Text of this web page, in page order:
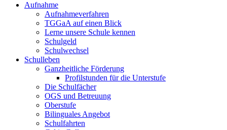
Aufnahme
Aufnahmeverfahren
TGGaA auf einen Blick
Lerne unsere Schule kennen
Schulgeld
Schulwechsel
Schulleben
Ganzheitliche Förderung
Profilstunden für die Unterstufe
Die Schulfächer
OGS und Betreuung
Oberstufe
Bilinguales Angebot
Schulfahrten